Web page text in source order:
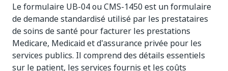
Le formulaire UB-04 ou CMS-1450 est un formulaire
de demande standardisé utilisé par les prestataires
de soins de santé pour facturer les prestations
Medicare, Medicaid et d'assurance privée pour les
services publics. Il comprend des détails essentiels
sur le patient, les services fournis et les coûts